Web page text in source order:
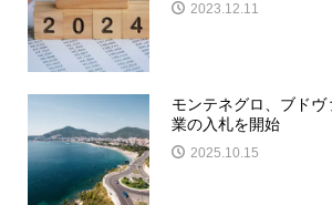
2023.12.11
モンテネグロ、ブド
業の入札を開始
2025.10.15